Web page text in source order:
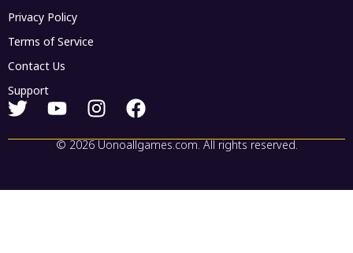
Privacy Policy
Terms of Service
Contact Us
Support
© 2026 Uonoallgames.com. All rights reserved.